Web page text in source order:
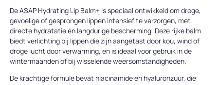
De ASAP Hydrating Lip Balm+ is speciaal ontwikkeld om droge,
gevoelige of gesprongen lippen intensief te verzorgen, met
directe hydratatie én langdurige bescherming. Deze rijke balm
biedt verlichting bij lippen die zijn aangetast door kou, wind of
droge lucht door verwarming, en is ideaal voor gebruik in de
wintermaanden of bij wisselende weersomstandigheden.
De krachtige formule bevat niacinamide en hyaluronzuur, die